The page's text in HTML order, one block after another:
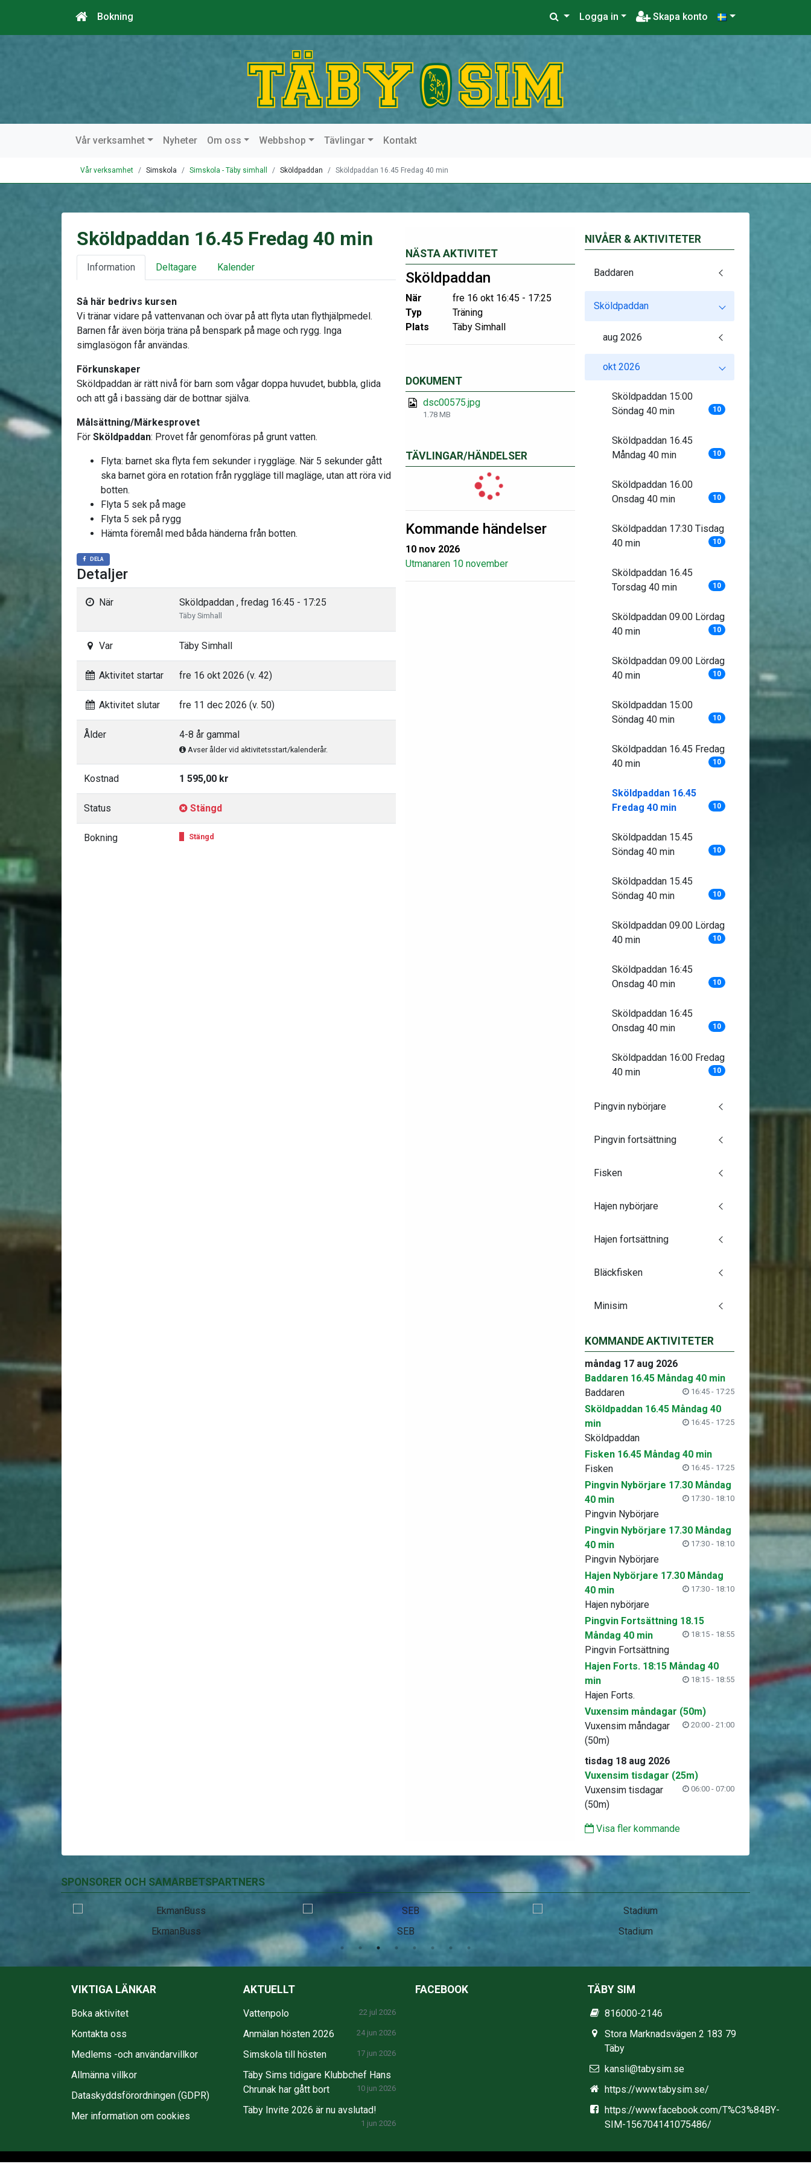
Bokning Logga in Skapa konto
Vår verksamhet Nyheter Om oss Webbshop Tävlingar Kontakt
Vår verksamhet Simskola Simskola - Täby simhall Sköldpaddan Sköldpaddan 16.45 Fredag 40 min
NÄSTA AKTIVITET
Sköldpaddan
När
fre 16 okt 16:45 - 17:25
Typ
Träning
Plats
Täby Simhall
DOKUMENT
dsc00575.jpg
1.78 MB
TÄVLINGAR/HÄNDELSER
Kommande händelser
10 nov 2026
Utmanaren 10 november
Sköldpaddan 16.45 Fredag 40 min
Information Deltagare Kalender
Så här bedrivs kursen
Vi tränar vidare på vattenvanan och övar på att flyta utan flythjälpmedel.
Barnen får även börja träna på benspark på mage och rygg. Inga
simglasögon får användas.
Förkunskaper
Sköldpaddan är rätt nivå för barn som vågar doppa huvudet, bubbla, glida
och att gå i bassäng där de bottnar själva.
Målsättning/Märkesprovet
För Sköldpaddan: Provet får genomföras på grunt vatten.
Flyta: barnet ska flyta fem sekunder i ryggläge. När 5 sekunder gått
ska barnet göra en rotation från ryggläge till magläge, utan att röra vid
botten.
Flyta 5 sek på mage
Flyta 5 sek på rygg
Hämta föremål med båda händerna från botten.
DELA
Detaljer
När Sköldpaddan , fredag 16:45 - 17:25
Täby Simhall
Var Täby Simhall
Aktivitet startar fre 16 okt 2026 (v. 42)
Aktivitet slutar fre 11 dec 2026 (v. 50)
Ålder 4-8 år gammal
Avser ålder vid aktivitetsstart/kalenderår.
Kostnad 1 595,00 kr
Status Stängd
Bokning Stängd
NIVÅER & AKTIVITETER
Baddaren
Sköldpaddan
aug 2026
okt 2026
Sköldpaddan 15:00
Söndag 40 min
10
Sköldpaddan 16.45
Måndag 40 min
10
Sköldpaddan 16.00
Onsdag 40 min
10
Sköldpaddan 17:30 Tisdag
40 min
10
Sköldpaddan 16.45
Torsdag 40 min
10
Sköldpaddan 09.00 Lördag
40 min
10
Sköldpaddan 09.00 Lördag
40 min
10
Sköldpaddan 15:00
Söndag 40 min
10
Sköldpaddan 16.45 Fredag
40 min
10
Sköldpaddan 16.45
Fredag 40 min
10
Sköldpaddan 15.45
Söndag 40 min
10
Sköldpaddan 15.45
Söndag 40 min
10
Sköldpaddan 09.00 Lördag
40 min
10
Sköldpaddan 16:45
Onsdag 40 min
10
Sköldpaddan 16:45
Onsdag 40 min
10
Sköldpaddan 16:00 Fredag
40 min
10
Pingvin nybörjare
Pingvin fortsättning
Fisken
Hajen nybörjare
Hajen fortsättning
Bläckfisken
Minisim
KOMMANDE AKTIVITETER
måndag 17 aug 2026
Baddaren 16.45 Måndag 40 min
16:45 - 17:25
Baddaren
Sköldpaddan 16.45 Måndag 40
min
16:45 - 17:25
Sköldpaddan
Fisken 16.45 Måndag 40 min
16:45 - 17:25
Fisken
Pingvin Nybörjare 17.30 Måndag
40 min
17:30 - 18:10
Pingvin Nybörjare
Pingvin Nybörjare 17.30 Måndag
40 min
17:30 - 18:10
Pingvin Nybörjare
Hajen Nybörjare 17.30 Måndag
40 min
17:30 - 18:10
Hajen nybörjare
Pingvin Fortsättning 18.15
Måndag 40 min
18:15 - 18:55
Pingvin Fortsättning
Hajen Forts. 18:15 Måndag 40
min
18:15 - 18:55
Hajen Forts.
Vuxensim måndagar (50m)
20:00 - 21:00
Vuxensim måndagar
(50m)
tisdag 18 aug 2026
Vuxensim tisdagar (25m)
06:00 - 07:00
Vuxensim tisdagar
(50m)
Visa fler kommande
SPONSORER OCH SAMARBETSPARTNERS
EkmanBuss SEB Stadium
VIKTIGA LÄNKAR
Boka aktivitet
Kontakta oss
Medlems -och användarvillkor
Allmänna villkor
Dataskyddsförordningen (GDPR)
Mer information om cookies
AKTUELLT
Vattenpolo 22 jul 2026
Anmälan hösten 2026 24 jun 2026
Simskola till hösten 17 jun 2026
Täby Sims tidigare Klubbchef Hans
Chrunak har gått bort
10 jun 2026
Täby Invite 2026 är nu avslutad!
1 jun 2026
FACEBOOK TÄBY SIM
816000-2146
Stora Marknadsvägen 2 183 79
Täby
kansli@tabysim.se
https://www.tabysim.se/
https://www.facebook.com/T%C3%84BY-
SIM-156704141075486/